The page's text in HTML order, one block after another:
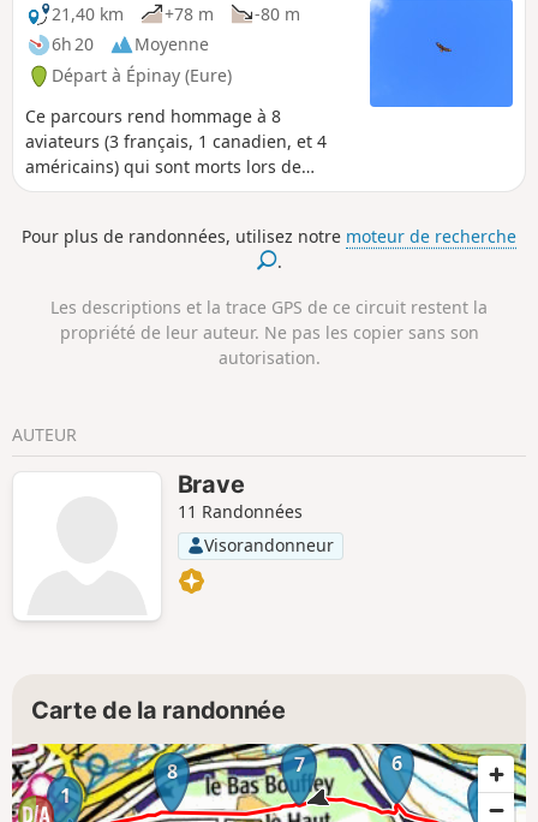
21,40 km
+78 m
-80 m
6h 20
Moyenne
Départ à Épinay (Eure)
Ce parcours rend hommage à 8
aviateurs (3 français, 1 canadien, et 4
américains) qui sont morts lors de
combats aériens de 1940 à 1944. Des
circuit. Ce parcours offre également des
paysages au travers des Vallons
une boucle d'une vingtaine de
kilomètres ou en deux boucles d'une
dizaine de kilomètres chacune.
Pour plus de randonnées, utilisez notre moteur de recherche
.
Les descriptions et la trace GPS de ce circuit restent la
propriété de leur auteur. Ne pas les copier sans son
autorisation.
AUTEUR
Brave
11 Randonnées
Visorandonneur
Carte de la randonnée
1 5
6
7
8